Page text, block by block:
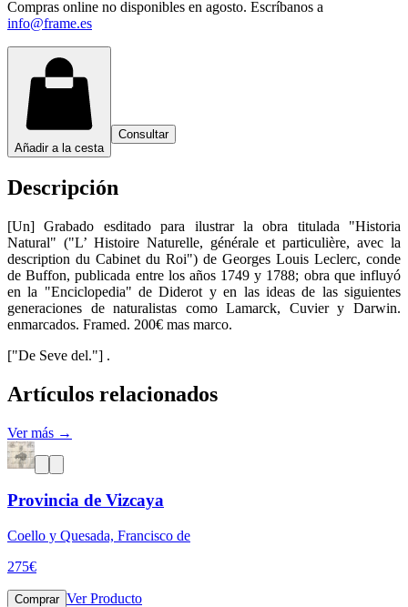
Compras online no disponibles en agosto. Escríbanos a
info@frame.es
Añadir a la cesta
Consultar
Descripción
[Un] Grabado esditado para ilustrar la obra titulada "Historia
Natural" ("L’ Histoire Naturelle, générale et particulière, avec la
description du Cabinet du Roi") de Georges Louis Leclerc, conde
de Buffon, publicada entre los años 1749 y 1788; obra que influyó
en la "Enciclopedia" de Diderot y en las ideas de las siguientes
generaciones de naturalistas como Lamarck, Cuvier y Darwin.
enmarcados. Framed. 200€ mas marco.
["De Seve del."] .
Artículos relacionados
Ver más →
Provincia de Vizcaya
Coello y Quesada, Francisco de
275€
Comprar Ver Producto